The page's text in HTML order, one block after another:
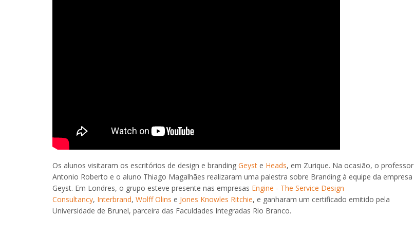
Os alunos visitaram os escritórios de design e branding Geyst e Heads, em Zurique. Na ocasião, o professor
Antonio Roberto e o aluno Thiago Magalhães realizaram uma palestra sobre Branding à equipe da empresa
Geyst. Em Londres, o grupo esteve presente nas empresas Engine - The Service Design
Consultancy, Interbrand, Wolff Olins e Jones Knowles Ritchie, e ganharam um certificado emitido pela
Universidade de Brunel, parceira das Faculdades Integradas Rio Branco.